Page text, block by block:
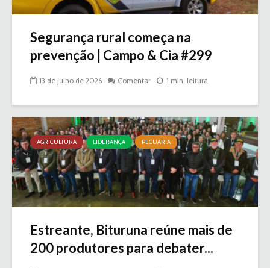
Segurança rural começa na
prevenção | Campo & Cia #299
13 de julho de 2026 Comentar 1 min. leitura
AGRICULTURA LIDERANÇA PECUÁRIA
Estreante, Bituruna reúne mais de
200 produtores para debater...